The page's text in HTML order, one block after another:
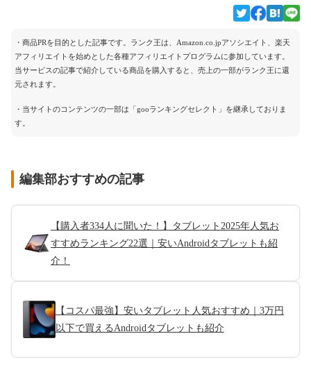
・商品PRを目的とした記事です。ランク王は、Amazon.co.jpアソシエイト、楽天
アフィリエイトを始めとした各種アフィリエイトプログラムに参加しています。
当サービスの記事で紹介している商品を購入すると、売上の一部がランク王に還
元されます。
・当サイトのコンテンツの一部は「gooランキングセレクト」を継承しておりま
す。
編集部おすすめの記事
【購入者334人に聞いた！】タブレット2025年人気お
すすめランキング22選｜安いAndroidタブレットも紹
介！
【コスパ最強】安いタブレット人気おすすめ｜3万円
以下で買えるAndroidタブレットも紹介